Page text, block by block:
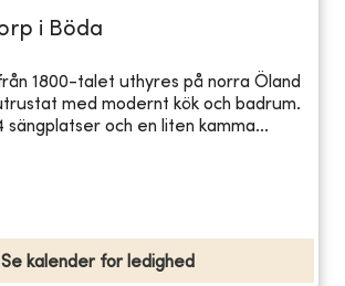
i Böda
1800-talet uthyres på norra Öland
med modernt kök och badrum.
sängplatser och en liten kamma...
Se kalender for ledighed